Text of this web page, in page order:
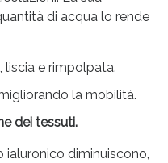
di acqua lo rende
, liscia e rimpolpata.
la mobilità.
dei tessuti.
ialuronico diminuiscono,
fino al 55% valido